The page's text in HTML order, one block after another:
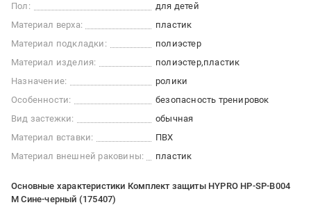
Пол:
для детей
Материал верха:
пластик
Материал подкладки:
полиэстер
Материал изделия:
полиэстер пластик
Назначение:
ролики
Особенности:
безопасность тренировок
Вид застежки:
обычная
Материал вставки:
ПВХ
Материал внешней раковины:
пластик
Основные характеристики Комплект защиты HYPRO HP-SP-B004
М Сине-черный (175407)